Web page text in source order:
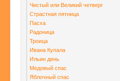
Чистый или Великий четверг
Страстная пятница
Пасха
Радоница
Троица
Ивана Купала
Ильин день
Медовый спас
Яблочный спас